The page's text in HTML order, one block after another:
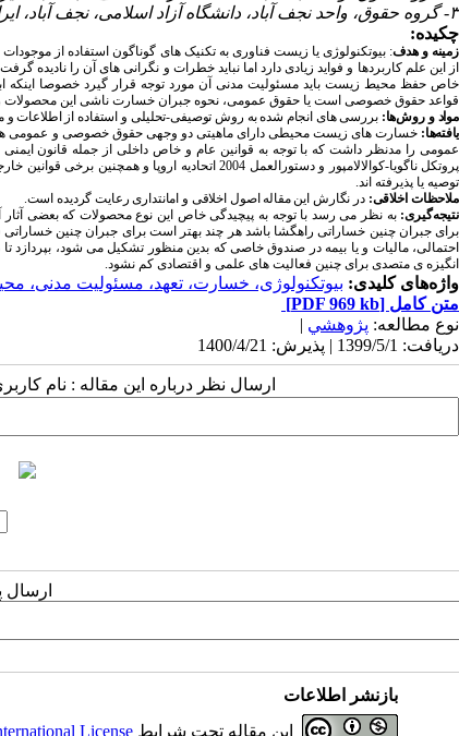
۳- گروه حقوق، واحد نجف آباد، دانشگاه آزاد اسلامی، نجف آباد، ایران،
چکیده:
زمینه و هدف: بیوتکنولوژی یا زیست فناوری به تکنیک­ های گوناگون استفاده از
از این علم کاربردها و فواید زیادی دارد اما نباید خطرات و نگرانی­ های آن را
خاص حفظ محیط زیست باید مسئولیت مدنی آن مورد توجه قرار گیرد خصوصا اینکه
قواعد حقوق خصوصی است یا حقوق عمومی، نحوه جبران خسارت ناشی این محصولات را
مواد و روش‌ها: بررسی­ های انجام شده به روش توصیفی-تحلیلی و استفاده از اطلاعات و
یافته‌ها: خسارت­ های زیست محیطی دارای ماهیتی دو وجهی حقوق خصوصی و عمومی
عمومی را مدنظر داشت که با توجه به قوانین عام و خاص داخلی از جمله قانون ایمنی زیستی مصوب 1388 و نظریات ارائه شده در
پروتکل ناگویا-کوالالامپور و دستورالعمل 2004
توصیه یا پذیرفته ­اند.
ملاحظات اخلاقی:در نگارش این مقاله اصول اخلاقی و امانت­داری رعایت گردیده است.
نتیجه‌گیری: به نظر می ­رسد با توجه به پیچیدگی خاص این نوع محصولات که بعضی
برای جبران چنین خساراتی راهگشا باشد هر چند بهتر است برای جبران چنین خساراتی
احتمالی، مالیات و یا بیمه در صندوق خاصی که بدین منظور تشکیل می ­شود،
انگیزه­ ی متصدی برای چنین فعالیت­ های علمی و اقتصادی کم نشود.
واژه‌های کلیدی: بیوتکنولوژی، خسارت، تعهد، مسئولیت مدنی،
متن کامل [PDF 969 kb]
نوع مطالعه: پژوهشي |
دریافت: 1399/5/1 | پذیرش: 1400/4/21
ارسال نظر درباره این مقاله : نام
ارسال
بازنشر اطلاعات
این مقاله تحت شرایط License